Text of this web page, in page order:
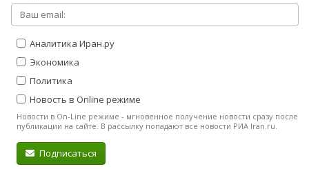
Аналитика Иран.ру
Экономика
Политика
Новость в Online режиме
Новости в On-Line режиме - мгновенное получение новости сразу после
публикации на сайте. В рассылку попадают все новости РИА Iran.ru.
Подписаться